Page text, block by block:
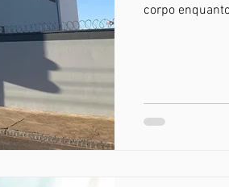
corpo